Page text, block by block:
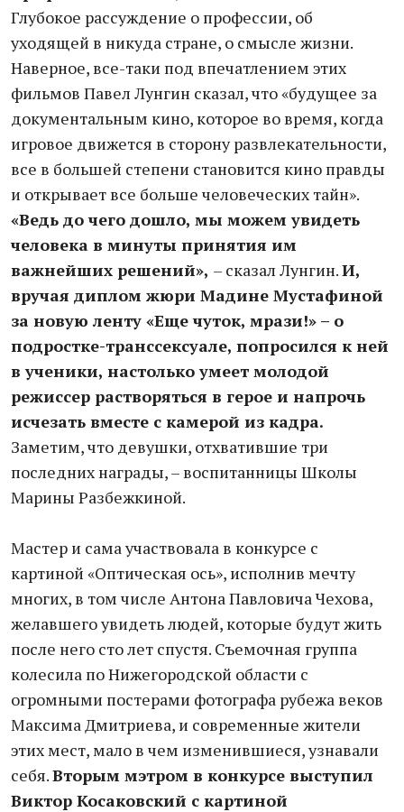
Глубокое рассуждение о профессии, об
уходящей в никуда стране, о смысле жизни.
Наверное, все-таки под впечатлением этих
фильмов Павел Лунгин сказал, что «будущее за
документальным кино, которое во время, когда
игровое движется в сторону развлекательности,
все в большей степени становится кино правды
и открывает все больше человеческих тайн».
«Ведь до чего дошло, мы можем увидеть
человека в минуты принятия им
важнейших решений», – сказал Лунгин.И,
вручая диплом жюри Мадине Мустафиной
за новую ленту «Еще чуток, мрази!» – о
подростке-транссексуале, попросился к ней
в ученики, настолько умеет молодой
режиссер растворяться в герое и напрочь
исчезать вместе с камерой из кадра.
Заметим, что девушки, отхватившие три
последних награды, – воспитанницы Школы
Марины Разбежкиной.
Мастер и сама участвовала в конкурсе с
картиной «Оптическая ось», исполнив мечту
многих, в том числе Антона Павловича Чехова,
желавшего увидеть людей, которые будут жить
после него сто лет спустя. Съемочная группа
колесила по Нижегородской области с
огромными постерами фотографа рубежа веков
Максима Дмитриева, и современные жители
этих мест, мало в чем изменившиеся, узнавали
себя.Вторым мэтром в конкурсе выступил
Виктор Косаковский с картиной